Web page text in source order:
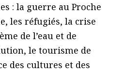
: la guerre au Proche
les réfugiés, la crise
de l’eau et de
le tourisme de
des cultures et des